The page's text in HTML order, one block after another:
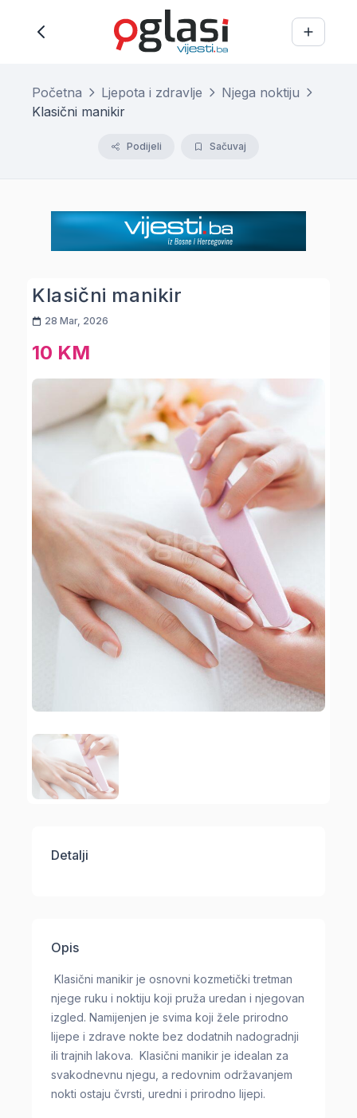
Početna Ljepota i zdravlje
Njega noktiju
Klasični manikir
Podijeli Sačuvaj
Klasični manikir
28 Mar, 2026
10 KM
Detalji
Opis
Klasični manikir je osnovni kozmetički tretman
njege ruku i noktiju koji pruža uredan i njegovan
izgled. Namijenjen je svima koji žele prirodno
lijepe i zdrave nokte bez dodatnih nadogradnji
ili trajnih lakova. Klasični manikir je idealan za
svakodnevnu njegu, a redovnim održavanjem
nokti ostaju čvrsti, uredni i prirodno lijepi.